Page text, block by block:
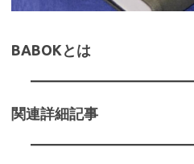
BABOKとは
関連詳細記事